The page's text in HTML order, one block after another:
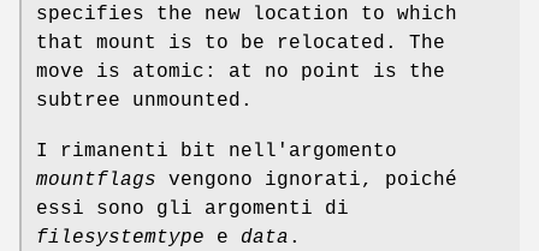
specifies the new location to which
that mount is to be relocated. The
move is atomic: at no point is the
subtree unmounted.
I rimanenti bit nell'argomento
mountflags vengono ignorati, poiché
essi sono gli argomenti di
filesystemtype e data .